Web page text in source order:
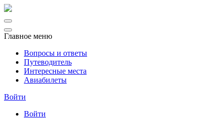
Главное меню
Вопросы и ответы
Путеводитель
Интересные места
Авиабилеты
Войти
Войти